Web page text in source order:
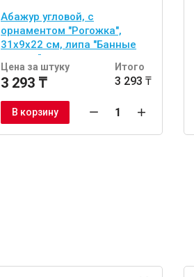
Абажур угловой, с
орнаментом "Рогожка",
31х9х22 см, липа "Банные
штучки"
Цена за штуку
3 293 ₸
Итого
3 293 ₸
В корзину